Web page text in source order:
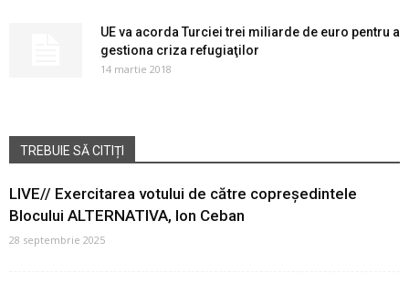
UE va acorda Turciei trei miliarde de euro pentru a
gestiona criza refugiaţilor
14 martie 2018
TREBUIE SĂ CITIȚI
LIVE// Exercitarea votului de către copreședintele
Blocului ALTERNATIVA, Ion Ceban
28 septembrie 2025